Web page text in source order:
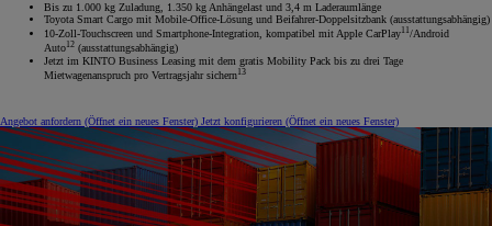
Bis zu 1.000 kg Zuladung, 1.350 kg Anhängelast und 3,4 m Laderaumlänge
Toyota Smart Cargo mit Mobile-Office-Lösung und Beifahrer-Doppelsitzbank (ausstattungsabhängig)
10-Zoll-Touchscreen und Smartphone-Integration, kompatibel mit Apple CarPlay11/Android
Auto12 (ausstattungsabhängig)
Jetzt im KINTO Business Leasing mit dem gratis Mobility Pack bis zu drei Tage
Mietwagenanspruch pro Vertragsjahr sichern13
Angebot anfordern (Öffnet ein neues Fenster) Jetzt konfigurieren (Öffnet ein neues Fenster)